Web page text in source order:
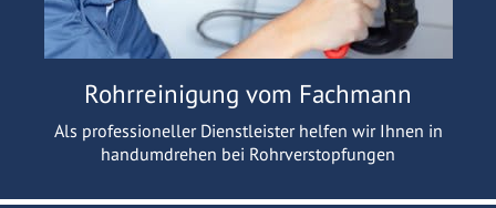
Rohrreinigung vom Fachmann
Als professioneller Dienstleister helfen wir Ihnen in
handumdrehen bei Rohrverstopfungen